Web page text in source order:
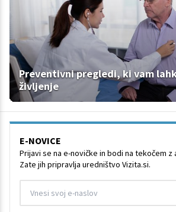
Preventivni pregledi, ki vam
življenje
E-NOVICE
Prijavi se na e-novičke in bodi na tekočem z
Zate jih pripravlja uredništvo Vizita.si.